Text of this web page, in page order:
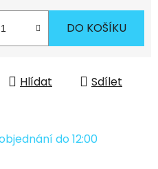
DO KOŠÍKU
Hlídat Sdílet
do 12:00